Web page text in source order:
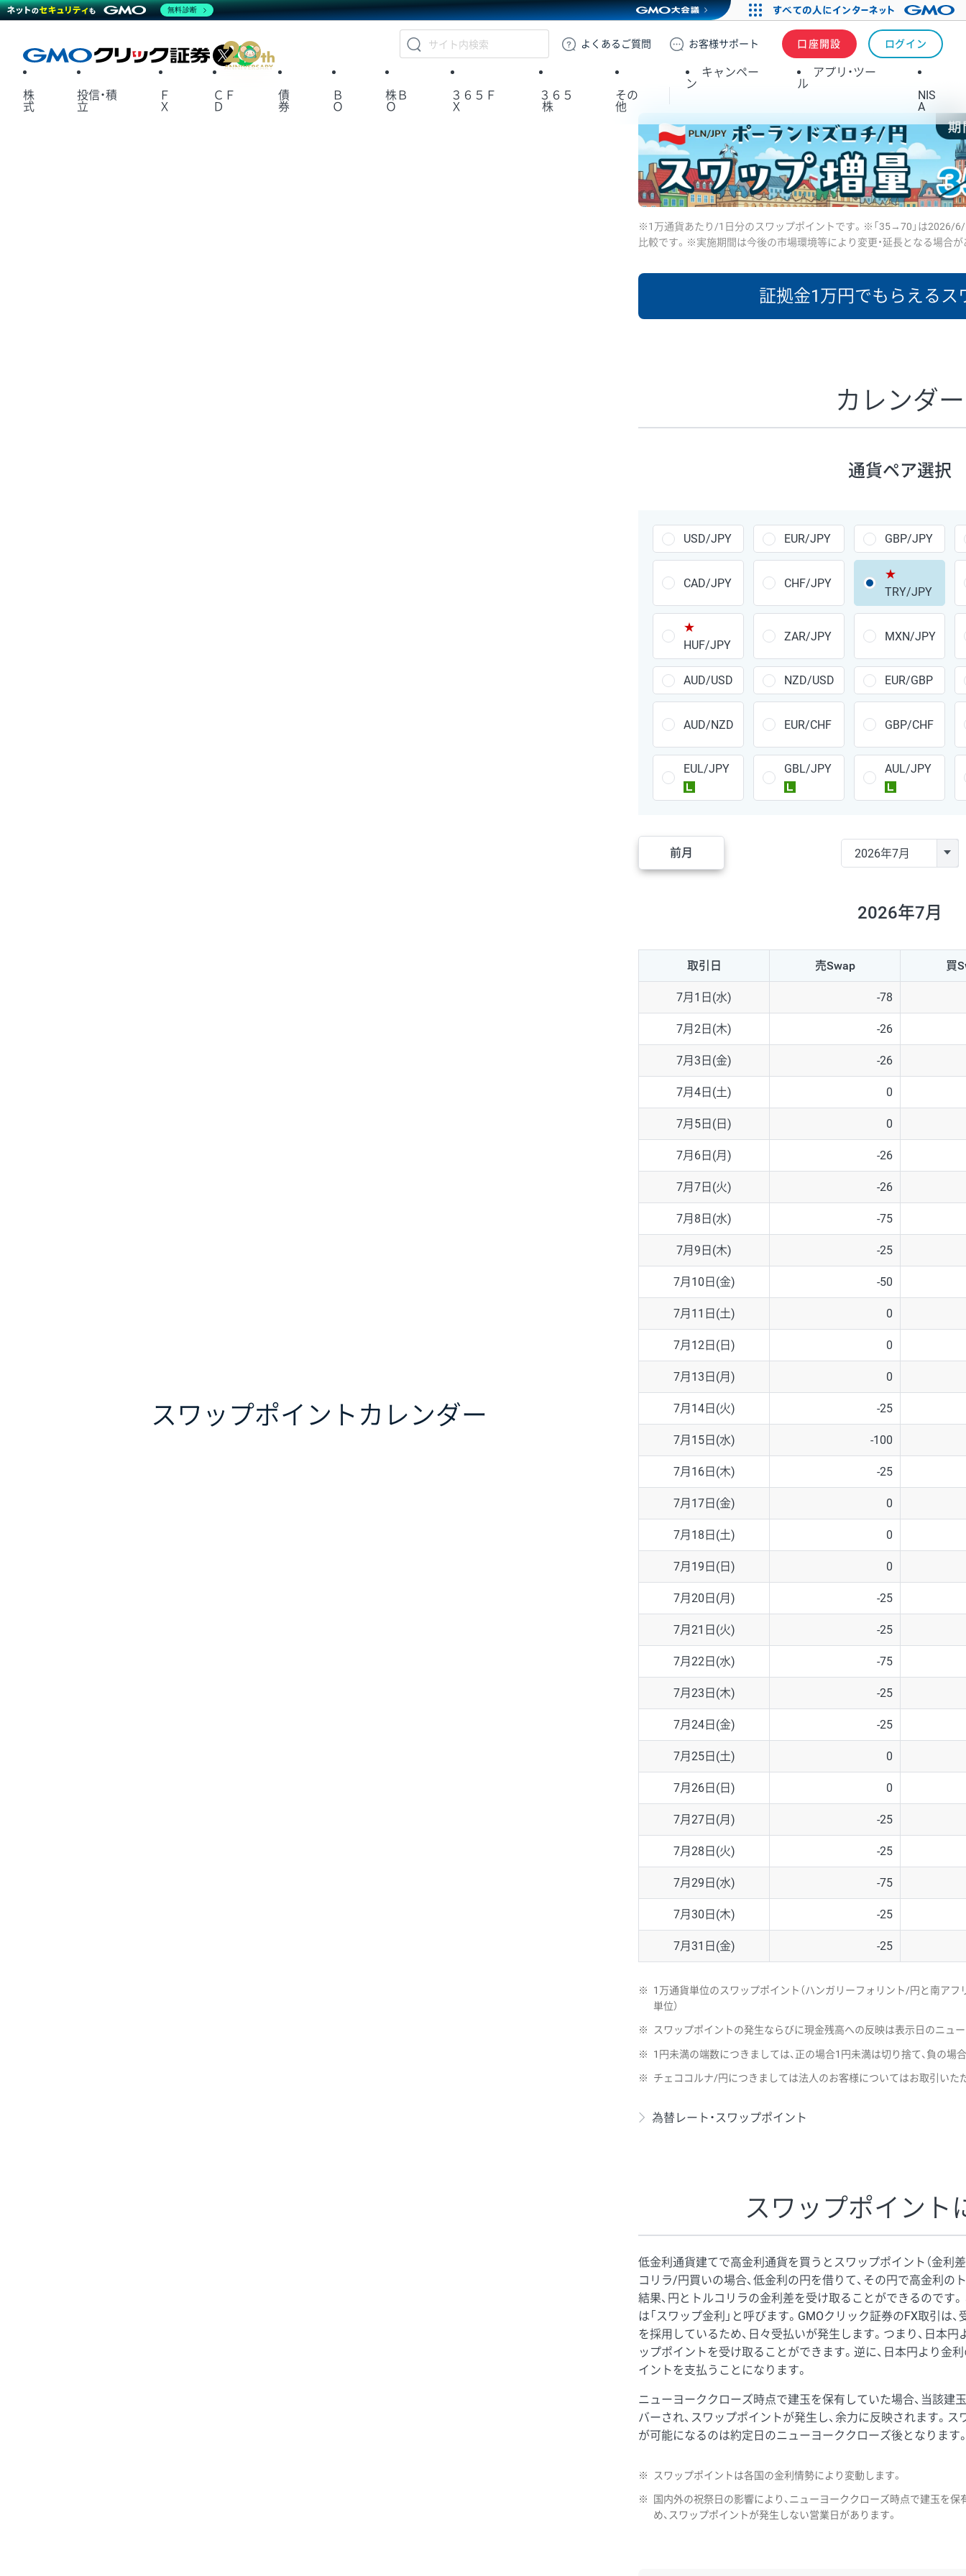
GMOクリック証券
よくある ご質問 お客様サポート 口座開設 ログイン
X
株
式
投信・積
立
Ｆ
Ｘ
ＣＦ
Ｄ
債
券
Ｂ
Ｏ
株Ｂ
Ｏ
３６５Ｆ
Ｘ
３６５
株
その
他
キャンペー
ン
アプリ・ツー
ル
NIS
A
スワップポイント カレンダー
※1万通貨あたり/1日分のスワップポイントです。※「35→70」は2026/6/
比較です。※実施期間は今後の市場環境等により変更・延長となる場合が
証拠金1万円でもらえるス
あたりの
ポイント
GBP/JPY 170円
AUD/JPY 106円
NZD/JPY 28円
CAD/JPY 38円
CHF/JPY 34円
PLN/JPY 35円
HUF/JPY 16円
ZAR/JPY 130円
MXN/JPY 140円
AUD/USD
NZD/USD 41円
EUR/GBP 71円
EUR/AUD 103円
GBP/AUD 43円
AUD/NZD 66円
EUR/CHF 111円
GBP/CHF 220円
USD/CHF 160円
※取引証拠金は同日の当社為替レート（ニューヨーククローズ・MIDレ
※ハンガリーフォリント/円と南アフリカランド/円とメキシコペソ/
カレンダー
通貨ペア選択
USD/JPY EUR/JPY GBP/JPY
CAD/JPY CHF/JPY
★
TRY/JPY
★
HUF/JPY
ZAR/JPY MXN/JPY
AUD/USD NZD/USD EUR/GBP
AUD/NZD EUR/CHF GBP/CHF
EUL/JPY
GBL/JPY
AUL/JPY
前月
2026年7月
取引日 売Swap 買
7月1日(水) -78
7月2日(木) -26
7月3日(金) -26
7月4日(土) 0
7月5日(日) 0
7月6日(月) -26
7月7日(火) -26
7月8日(水) -75
7月9日(木) -25
7月10日(金) -50
7月11日(土) 0
7月12日(日) 0
7月13日(月) 0
7月14日(火) -25
7月15日(水) -100
7月16日(木) -25
7月17日(金) 0
7月18日(土) 0
7月19日(日) 0
7月20日(月) -25
7月21日(火) -25
7月22日(水) -75
7月23日(木) -25
7月24日(金) -25
7月25日(土) 0
7月26日(日) 0
7月27日(月) -25
7月28日(火) -25
7月29日(水) -75
7月30日(木) -25
7月31日(金) -25
※
1万通貨単位のスワップポイント（ハンガリーフォリント/円と南ア
単位）
※ スワップポイントの発生ならびに現金残高への反映は表示日のニュ
※ 1円未満の端数につきましては、正の場合1円未満は切り捨て、負の場
※ チェココルナ/円につきましては法人のお客様についてはお取引いた
為替レート・スワップポイント
スワップポイント
低金利通貨建てで高金利通貨を買うとスワップポイント（金利
コリラ/円買いの場合、低金利の円を借りて、その円で高金利の
結果、円とトルコリラの金利差を受け取ることができるのです
は「スワップ金利」と呼びます。GMOクリック証券のFX取引は
を採用しているため、日々受払いが発生します。つまり、日本
ップポイントを受け取ることができます。逆に、日本円より金
イントを支払うことになります。
ニューヨーククローズ時点で建玉を保有していた場合、当該建
バーされ、スワップポイントが発生し、余力に反映されます。
が可能になるのは約定日のニューヨーククローズ後となります
※ スワップポイントは各国の金利情勢により変動します。
※
国内外の祝祭日の影響により、ニューヨーククローズ時点で建玉を
め、スワップポイントが発生しない営業日があります。
無料診断